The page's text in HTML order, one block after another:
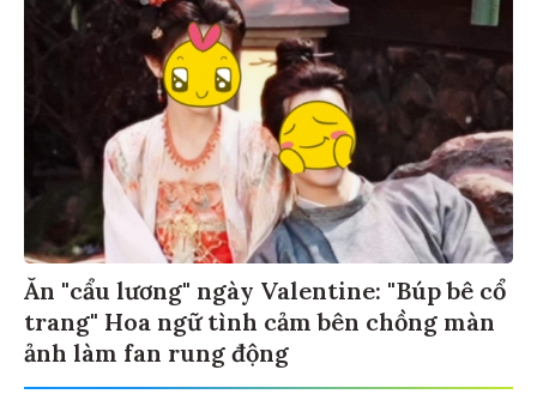
Ăn "cẩu lương" ngày Valentine: "Búp bê cổ
trang" Hoa ngữ tình cảm bên chồng màn
ảnh làm fan rung động